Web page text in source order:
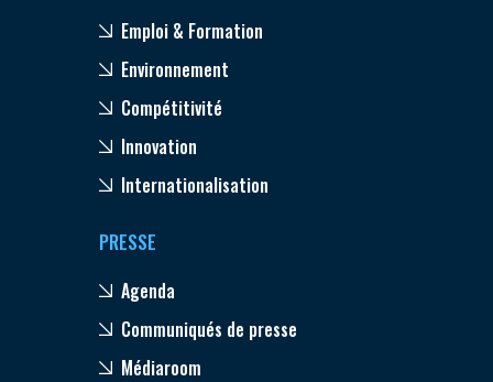
Emploi & Formation
Environnement
Compétitivité
Innovation
Internationalisation
PRESSE
Agenda
Communiqués de presse
Médiaroom